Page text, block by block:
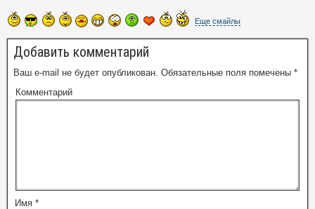
Еще смайлы
Добавить комментарий
Ваш e-mail не будет опубликован. Обязательные поля помечены *
Комментарий
Имя *